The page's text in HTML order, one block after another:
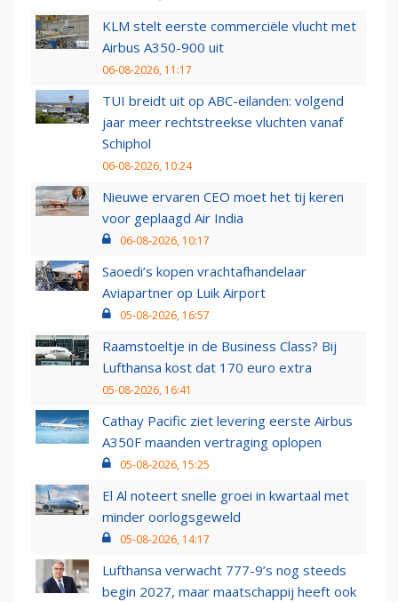
KLM stelt eerste commerciële vlucht met
Airbus A350-900 uit
06-08-2026, 11:17
TUI breidt uit op ABC-eilanden: volgend
jaar meer rechtstreekse vluchten vanaf
Schiphol
06-08-2026, 10:24
Nieuwe ervaren CEO moet het tij keren
voor geplaagd Air India
06-08-2026, 10:17
Saoedi’s kopen vrachtafhandelaar
Aviapartner op Luik Airport
05-08-2026, 16:57
Raamstoeltje in de Business Class? Bij
Lufthansa kost dat 170 euro extra
05-08-2026, 16:41
Cathay Pacific ziet levering eerste Airbus
A350F maanden vertraging oplopen
05-08-2026, 15:25
El Al noteert snelle groei in kwartaal met
minder oorlogsgeweld
05-08-2026, 14:17
Lufthansa verwacht 777-9’s nog steeds
begin 2027, maar maatschappij heeft ook